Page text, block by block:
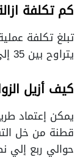
كم تكلفة
تبلغ تكلفة
يتراوح بين 35 إلى 375 دولار أمريكي.
كيف أزيل
يمكن إعتماد
قطنة من خل
حوالي ربع